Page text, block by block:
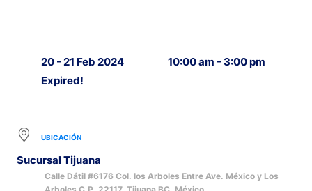
20 - 21 Feb 2024
Expired!
10:00 am - 3:00 pm
UBICACIÓN
Sucursal Tijuana
Calle Dátil #6176 Col. los Arboles Entre Ave. México y Los